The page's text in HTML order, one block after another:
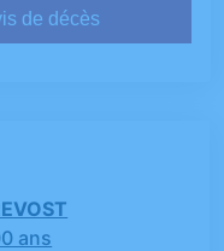
de décès
ans